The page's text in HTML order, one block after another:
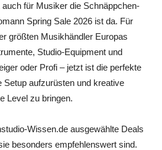
für Musiker die Schnäppchen-
Spring Sale 2026 ist da. Für
größten Musikhändler Europas
Studio-Equipment und
oder Profi – jetzt ist die perfekte
Setup aufzurüsten und kreative
Level zu bringen.
Wissen.de ausgewählte Deals
besonders empfehlenswert sind.